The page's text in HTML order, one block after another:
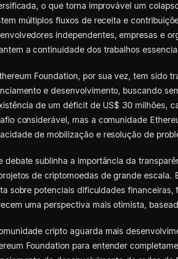
o que torna improvável um
múltiplos fluxos de receita e
independentes, empresas e
a continuidade dos trabalhos
Foundation, por sua vez, tem sido
e desenvolvimento, buscando
de um déficit de US$ 30 milhões,
considerável, mas a comunidade
de mobilização e resolução de
debate sublinha a importância da
de criptomoedas de grande escala.
sobre potenciais dificuldades financeiras,
uma perspectiva mais otimista,
cripto aguarda mais
Foundation para entender